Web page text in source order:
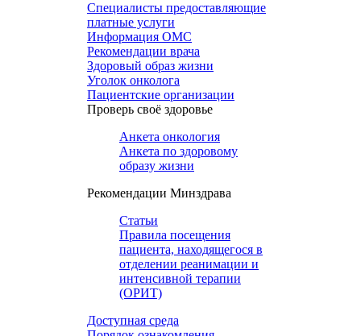
Специалисты предоставляющие
платные услуги
Информация ОМС
Рекомендации врача
Здоровый образ жизни
Уголок онколога
Пациентские организации
Проверь своё здоровье
Анкета онкология
Анкета по здоровому
образу жизни
Рекомендации Минздрава
Статьи
Правила посещения
пациента, находящегося в
отделении реанимации и
интенсивной терапии
(ОРИТ)
Доступная среда